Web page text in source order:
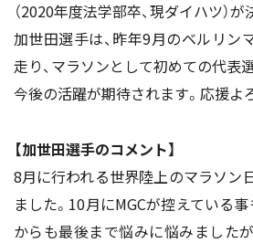
（2020年度法学部卒、現ダイハツ）
加世田選手は、昨年9月のベルリ
走り、マラソンとして初めての代表
今後の活躍が期待されます。応援よ
【加世田選手のコメント】
8月に行われる世界陸上のマラソン
ました。10月にMGCが控えている
からも最後まで悩みに悩みました